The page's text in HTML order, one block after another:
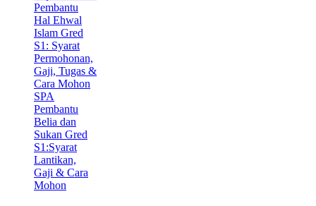
Pembantu
Hal Ehwal
Islam Gred
S1: Syarat
Permohonan,
Gaji, Tugas &
Cara Mohon
SPA
Pembantu
Belia dan
Sukan Gred
S1:Syarat
Lantikan,
Gaji & Cara
Mohon